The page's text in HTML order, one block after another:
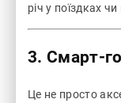
річ у поїздках
3. Смарт-
Це не просто